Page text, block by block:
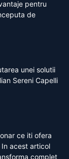
pentru
de
unei solutii
Sereni Capelli
ce iti ofera
acest articol
complet